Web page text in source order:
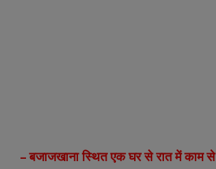
– बजाजखाना स्थित एक घर से रात में काम